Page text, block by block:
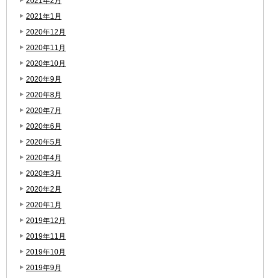
2021年1月
2020年12月
2020年11月
2020年10月
2020年9月
2020年8月
2020年7月
2020年6月
2020年5月
2020年4月
2020年3月
2020年2月
2020年1月
2019年12月
2019年11月
2019年10月
2019年9月